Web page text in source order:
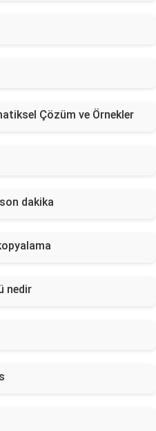
Çözüm ve Örnekler
dakika
nedir